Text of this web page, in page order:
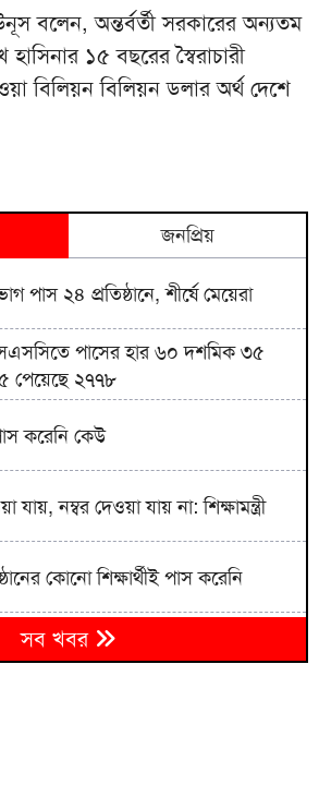
বলেন, অন্তর্বর্তী সরকারের অন্যতম
হাসিনার ১৫ বছরের স্বৈরাচারী
বিলিয়ন বিলিয়ন ডলার অর্থ দেশে
জনপ্রিয়
পাস ২৪ প্রতিষ্ঠানে, শীর্ষে মেয়েরা
পাসের হার ৬০ দশমিক ৩৫
পেয়েছে ২৭৭৮
করেনি কেউ
নম্বর দেওয়া যায় না: শিক্ষামন্ত্রী
কোনো শিক্ষার্থীই পাস করেনি
সিগারেটসহ আটক ২
সব খবর